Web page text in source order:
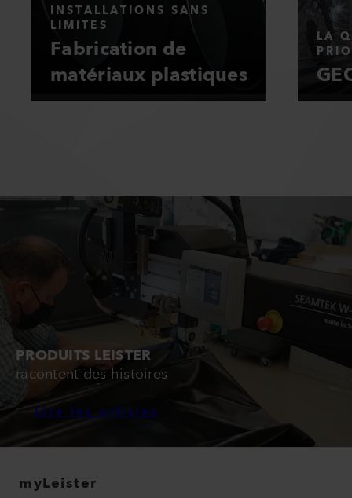
INSTALLATIONS SANS
LIMITES
Fabrication de
matériaux plastiques
LA
PRODUITS LEISTER
racontent des histoires
Lire les articles
myLeister